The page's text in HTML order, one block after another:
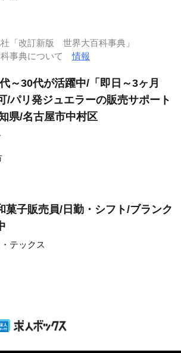
「改訂新版 世界大百科事典」
事典について情報
～30代が活躍中/「即日～3ヶ月
/パリ発ジュエラーの販売サポート
県/名古屋市中村区
菓子販売員/日勤・シフト/ブランク
テックス